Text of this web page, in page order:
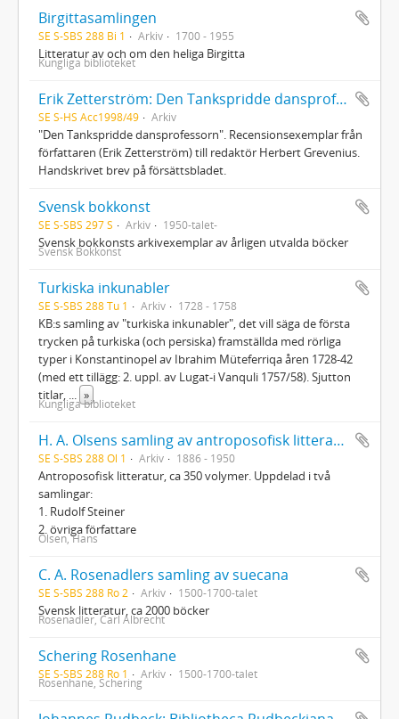
Birgittasamlingen
SE S-SBS 288 Bi 1 Arkiv 1700 - 1955
Litteratur av och om den heliga Birgitta
Kungliga biblioteket
Erik Zetterström: Den Tankspridde dansprofessorn recensionsexemplar till Herbert Grevenius
SE S-HS Acc1998/49 Arkiv
"Den Tankspridde dansprofessorn". Recensionsexemplar från
författaren (Erik Zetterström) till redaktör Herbert Grevenius.
Handskrivet brev på försättsbladet.
Svensk bokkonst
SE S-SBS 297 S Arkiv 1950-talet-
Svensk bokkonsts arkivexemplar av årligen utvalda böcker
Svensk Bokkonst
Turkiska inkunabler
SE S-SBS 288 Tu 1 Arkiv 1728 - 1758
KB:s samling av "turkiska inkunabler", det vill säga de första
trycken på turkiska (och persiska) framställda med rörliga
typer i Konstantinopel av Ibrahim Müteferriqa åren 1728-42
(med ett tillägg: 2. uppl. av Lugat-i Vanquli 1757/58). Sjutton
titlar,
»
Kungliga biblioteket
H. A. Olsens samling av antroposofisk litteratur
SE S-SBS 288 Ol 1 Arkiv 1886 - 1950
Antroposofisk litteratur, ca 350 volymer. Uppdelad i två
samlingar:
1. Rudolf Steiner
2. övriga författare
Olsen, Hans
C. A. Rosenadlers samling av suecana
SE S-SBS 288 Ro 2 Arkiv 1500-1700-talet
Svensk litteratur, ca 2000 böcker
Rosenadler, Carl Albrecht
Schering Rosenhane
SE S-SBS 288 Ro 1 Arkiv 1500-1700-talet
Rosenhane, Schering